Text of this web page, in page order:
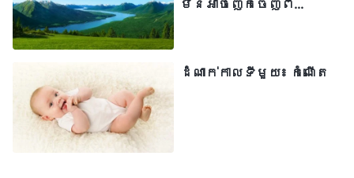
របស់ខ្លួន ឬថែមទាំងមានអារម្មណ៍ស្អប់
ចំពោះដៃគូរបស់ខ្លួនទៀតផង។ មិនថា
អាពាហ៍ពិពាហ៍មួយនាំមកនូវសុភមង្គល ឬ
ការឈឺចាប់ឡើយ ប៉ុន្តែបេសកកម្មរបស់
មនុស្សគ្រប់គ្នានៅក្នុងជីវិតអាពាហ៍ពិពាហ៍
ត្រូវបានកំណត់ទុកជាមុនដោយព្រះអាទិករ
មិនអាចញែកចេញពី
ដំណាក់កាលទីមួយ៖ កំណើត